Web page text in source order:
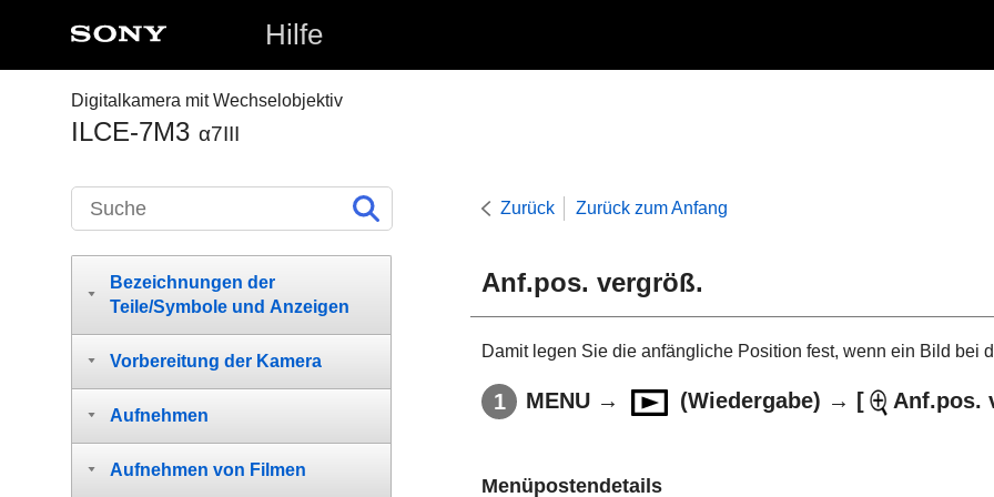
Hilfe
Digitalkamera mit Wechselobjektiv
ILCE-7M3 α7III
Zurück Zurück zum Anfang
Anf.pos. vergröß.
Damit legen Sie die anfängliche Position fest, wenn ein Bild bei
MENU → (Wiedergabe) → [ Anf.pos.
Menüpostendetails
Bezeichnungen der
Teile/Symbole und Anzeigen
Vorbereitung der Kamera
Aufnehmen
Aufnehmen von Filmen